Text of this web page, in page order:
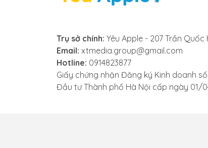
3. Những lưu ý trước khi
Việc thay ép kính iPad Pro 11
rủi ro như hỏng màn hình, linh kiện
iPad Pro 11 2024, bạn nên lưu ý một
- Xác định đúng tình trạng máy: Chỉ
hoặc loạn. Nếu có dấu hiệu hư cảm
Trụ sở chính: Yêu Apple - 207 Trần
Email: xtmedia.group@gmail.com
Hotline: 0914823877
Giấy chứng nhận Đăng ký Kinh doanh
Đầu tư Thành phố Hà Nội cấp ngày 01/